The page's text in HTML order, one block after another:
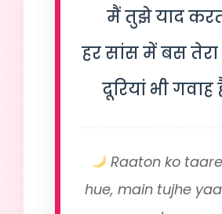
मैं तुझे याद
हर सांस में बस
दूरियां भी गवाह
Raaton ko
hue, main tujhe